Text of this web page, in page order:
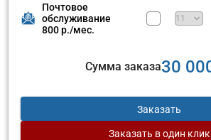
Почтовое
обслуживание
800 р./мес.
Сумма заказа30
Заказать
Заказать в один клик